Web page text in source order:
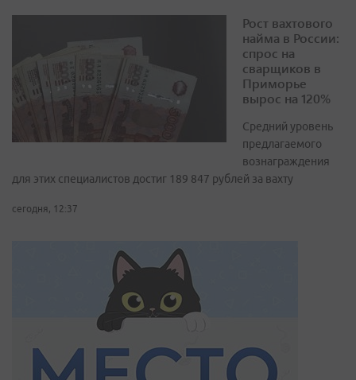
Рост вахтового
найма в России:
спрос на
сварщиков в
Приморье
вырос на 120%
Средний уровень
предлагаемого
вознаграждения
для этих специалистов достиг 189 847 рублей за вахту
сегодня, 12:37